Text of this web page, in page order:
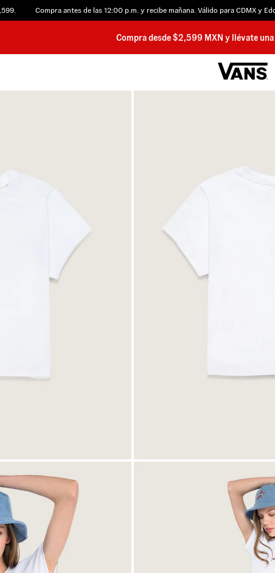
Compra antes de las 12:00 p.m. y recibe mañana. Válido para CDMX y Edo MX.
Compra desde $2,599 MXN y llévate una